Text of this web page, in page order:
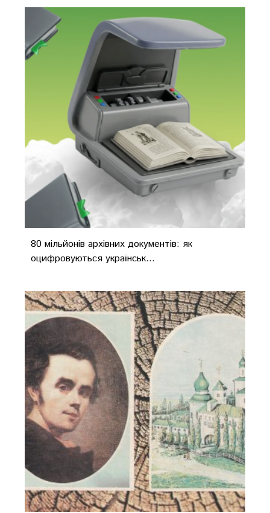
80 мільйонів архівних документів: як
оцифровуються українськ...